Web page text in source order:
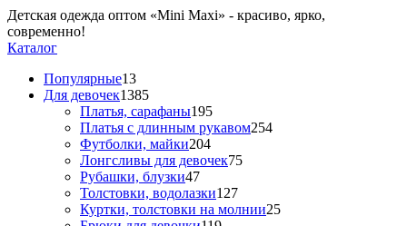
Детская одежда оптом «Mini Maxi» - красиво, ярко,
современно!
Каталог
Популярные13
Для девочек1385
Платья, сарафаны195
Платья с длинным рукавом254
Футболки, майки204
Лонгсливы для девочек75
Рубашки, блузки47
Толстовки, водолазки127
Куртки, толстовки на молнии25